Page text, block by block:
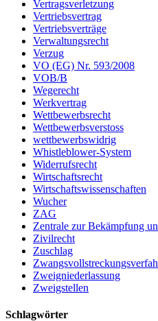
Vertragsverletzung
Vertriebsvertrag
Vertriebsverträge
Verwaltungsrecht
Verzug
VO (EG) Nr. 593/2008
VOB/B
Wegerecht
Werkvertrag
Wettbewerbsrecht
Wettbewerbsverstoss
wettbewerbswidrig
Whistleblower-System
Widerrufsrecht
Wirtschaftsrecht
Wirtschaftswissenschaften
Wucher
ZAG
Zentrale zur Bekämpfung
Zivilrecht
Zuschlag
Zweigniederlassung
Zweigstellen
Schlagwörter